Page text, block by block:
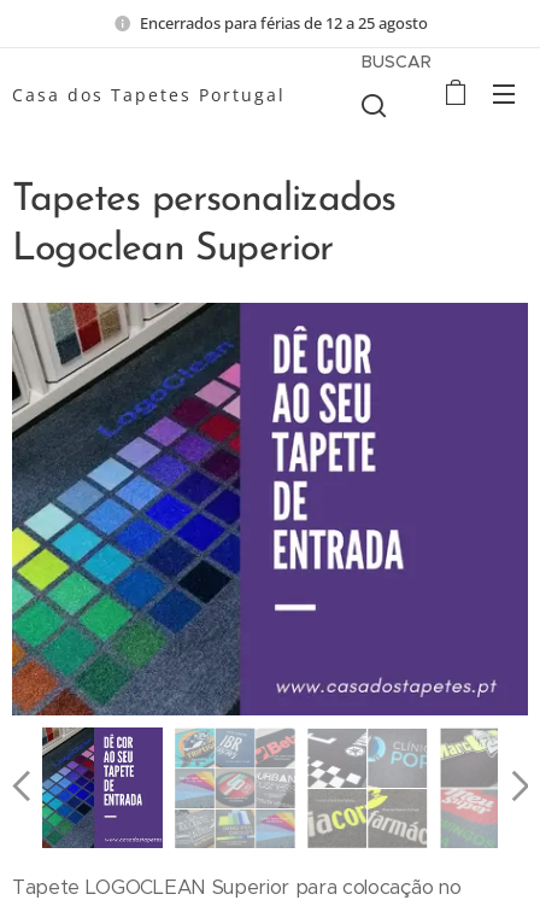
Encerrados para férias de 12 a 25 agosto
Casa dos Tapetes Portugal
BUSCAR
Tapetes personalizados
Logoclean Superior
Tapete LOGOCLEAN Superior para colocação no